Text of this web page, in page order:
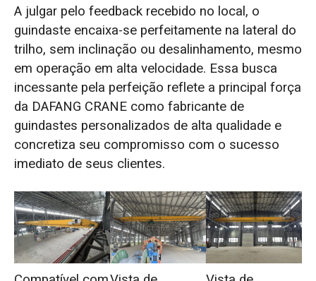
A julgar pelo feedback recebido no local, o
guindaste encaixa-se perfeitamente na lateral do
trilho, sem inclinação ou desalinhamento, mesmo
em operação em alta velocidade. Essa busca
incessante pela perfeição reflete a principal força
da DAFANG CRANE como fabricante de
guindastes personalizados de alta qualidade e
concretiza seu compromisso com o sucesso
imediato de seus clientes.